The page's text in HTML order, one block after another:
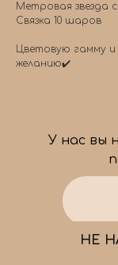
Метровая звезда
Связка 10 шаров
Цветовую гамму
желанию✔️
У нас вы
НЕ